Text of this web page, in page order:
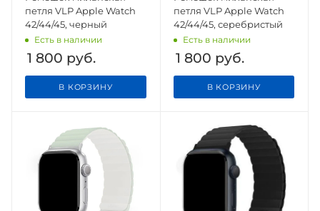
петля VLP Apple Watch
42/44/45, черный
Есть в наличии
1 800 руб.
В КОРЗИНУ
петля VLP Apple Watch
42/44/45, серебристый
Есть в наличии
1 800 руб.
В КОРЗИНУ